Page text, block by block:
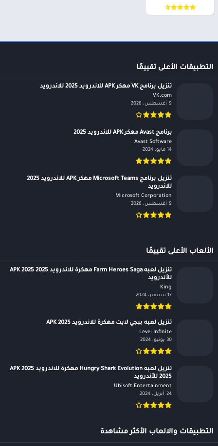
التطبيقات الأعلى تقييمًا
تنزيل برنامج VK مهكر APK للاندرويد 2025 للاندرويد
VK.com‏
9 أغسطس، 2026
برنامج Avast مهكر APK للاندرويد 2025
Avast Software‏
14 مايو، 2024
تنزيل برنامج Microsoft Teams مهكر APK للاندرويد 2025
للاندرويد
Microsoft Corporation‏
9 أغسطس، 2026
الألعاب الأعلى تقييمًا
تنزيل لعبه Farm Heroes Saga مهكرة للاندرويد APK 2025 2025
للأندرويد
King‏
17 سبتمبر، 2024
تنزيل لعبه ببجي لايت مهكرة للاندرويد APK 2025
Level Infinite‏
30 يونيو، 2024
تنزيل لعبه Hungry Shark Evolution مهكرة للاندرويد APK 2025
2025 للأندرويد
Ubisoft Entertainment‏
24 أبريل، 2024
التطبيقات والالعاب الأكثر مشاهدة